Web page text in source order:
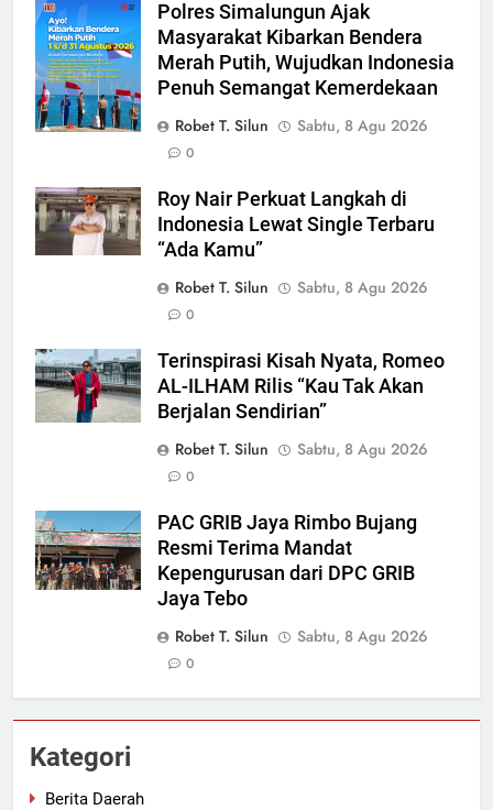
Polres Simalungun Ajak
Masyarakat Kibarkan Bendera
Merah Putih, Wujudkan Indonesia
Penuh Semangat Kemerdekaan
Robet T. Silun
Sabtu, 8 Agu 2026
0
Roy Nair Perkuat Langkah di
Indonesia Lewat Single Terbaru
“Ada Kamu”
Robet T. Silun
Sabtu, 8 Agu 2026
0
Terinspirasi Kisah Nyata, Romeo
AL-ILHAM Rilis “Kau Tak Akan
Berjalan Sendirian”
Robet T. Silun
Sabtu, 8 Agu 2026
0
PAC GRIB Jaya Rimbo Bujang
Resmi Terima Mandat
Kepengurusan dari DPC GRIB
Jaya Tebo
Robet T. Silun
Sabtu, 8 Agu 2026
0
Kategori
Berita Daerah